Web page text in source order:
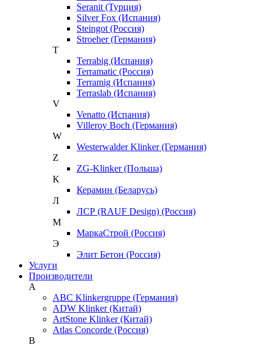
Seranit (Турция)
Silver Fox (Испания)
Steingot (Россия)
Stroeher (Германия)
T
Terrabig (Испания)
Terramatic (Россия)
Terramig (Испания)
Terraslab (Испания)
V
Venatto (Испания)
Villeroy Boch (Германия)
W
Westerwalder Klinker (Германия)
Z
ZG-Klinker (Польша)
К
Керамин (Беларусь)
Л
ЛСР (RAUF Design) (Россия)
М
МаркаСтрой (Россия)
Э
Элит Бетон (Россия)
Услуги
Производители
A
ABC Klinkergruppe (Германия)
ADW Klinker (Китай)
ArtStone Klinker (Китай)
Atlas Concorde (Россия)
B